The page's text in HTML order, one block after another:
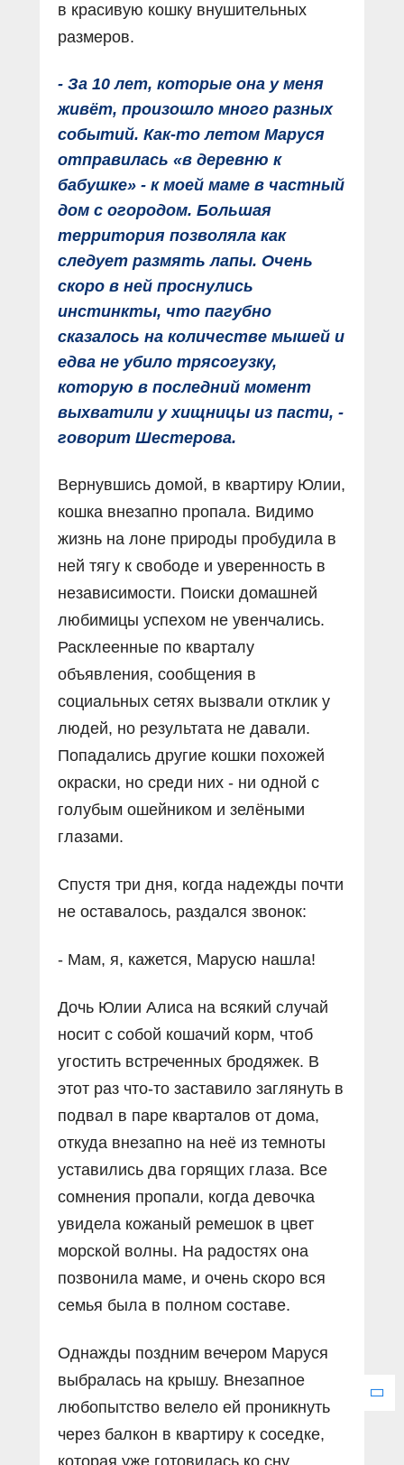
в красивую кошку внушительных
размеров.
- За 10 лет, которые она у меня
живёт, произошло много разных
событий. Как-то летом Маруся
отправилась «в деревню к
бабушке» - к моей маме в частный
дом с огородом. Большая
территория позволяла как
следует размять лапы. Очень
скоро в ней проснулись
инстинкты, что пагубно
сказалось на количестве мышей и
едва не убило трясогузку,
которую в последний момент
выхватили у хищницы из пасти, -
говорит Шестерова.
Вернувшись домой, в квартиру Юлии,
кошка внезапно пропала. Видимо
жизнь на лоне природы пробудила в
ней тягу к свободе и уверенность в
независимости. Поиски домашней
любимицы успехом не увенчались.
Расклеенные по кварталу
объявления, сообщения в
социальных сетях вызвали отклик у
людей, но результата не давали.
Попадались другие кошки похожей
окраски, но среди них - ни одной с
голубым ошейником и зелёными
глазами.
Спустя три дня, когда надежды почти
не оставалось, раздался звонок:
- Мам, я, кажется, Марусю нашла!
Дочь Юлии Алиса на всякий случай
носит с собой кошачий корм, чтоб
угостить встреченных бродяжек. В
этот раз что-то заставило заглянуть в
подвал в паре кварталов от дома,
откуда внезапно на неё из темноты
уставились два горящих глаза. Все
сомнения пропали, когда девочка
увидела кожаный ремешок в цвет
морской волны. На радостях она
позвонила маме, и очень скоро вся
семья была в полном составе.
Однажды поздним вечером Маруся
выбралась на крышу. Внезапное
любопытство велело ей проникнуть
через балкон в квартиру к соседке,